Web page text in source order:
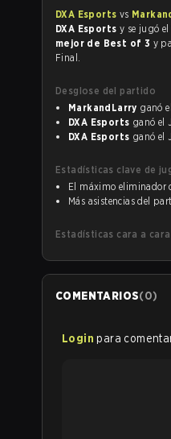
DXA Esports vs
DXA Esports y se jugó el
mejor de Best of 3 y
Final.
Desglose del partido
MarkandLarry
DXA Esports
DXA Esports
Estadísticas clave de
El máximo eliminador
Más asistencias del
Estadísticas cara a cara
COMENTARIOS(0)
Login para